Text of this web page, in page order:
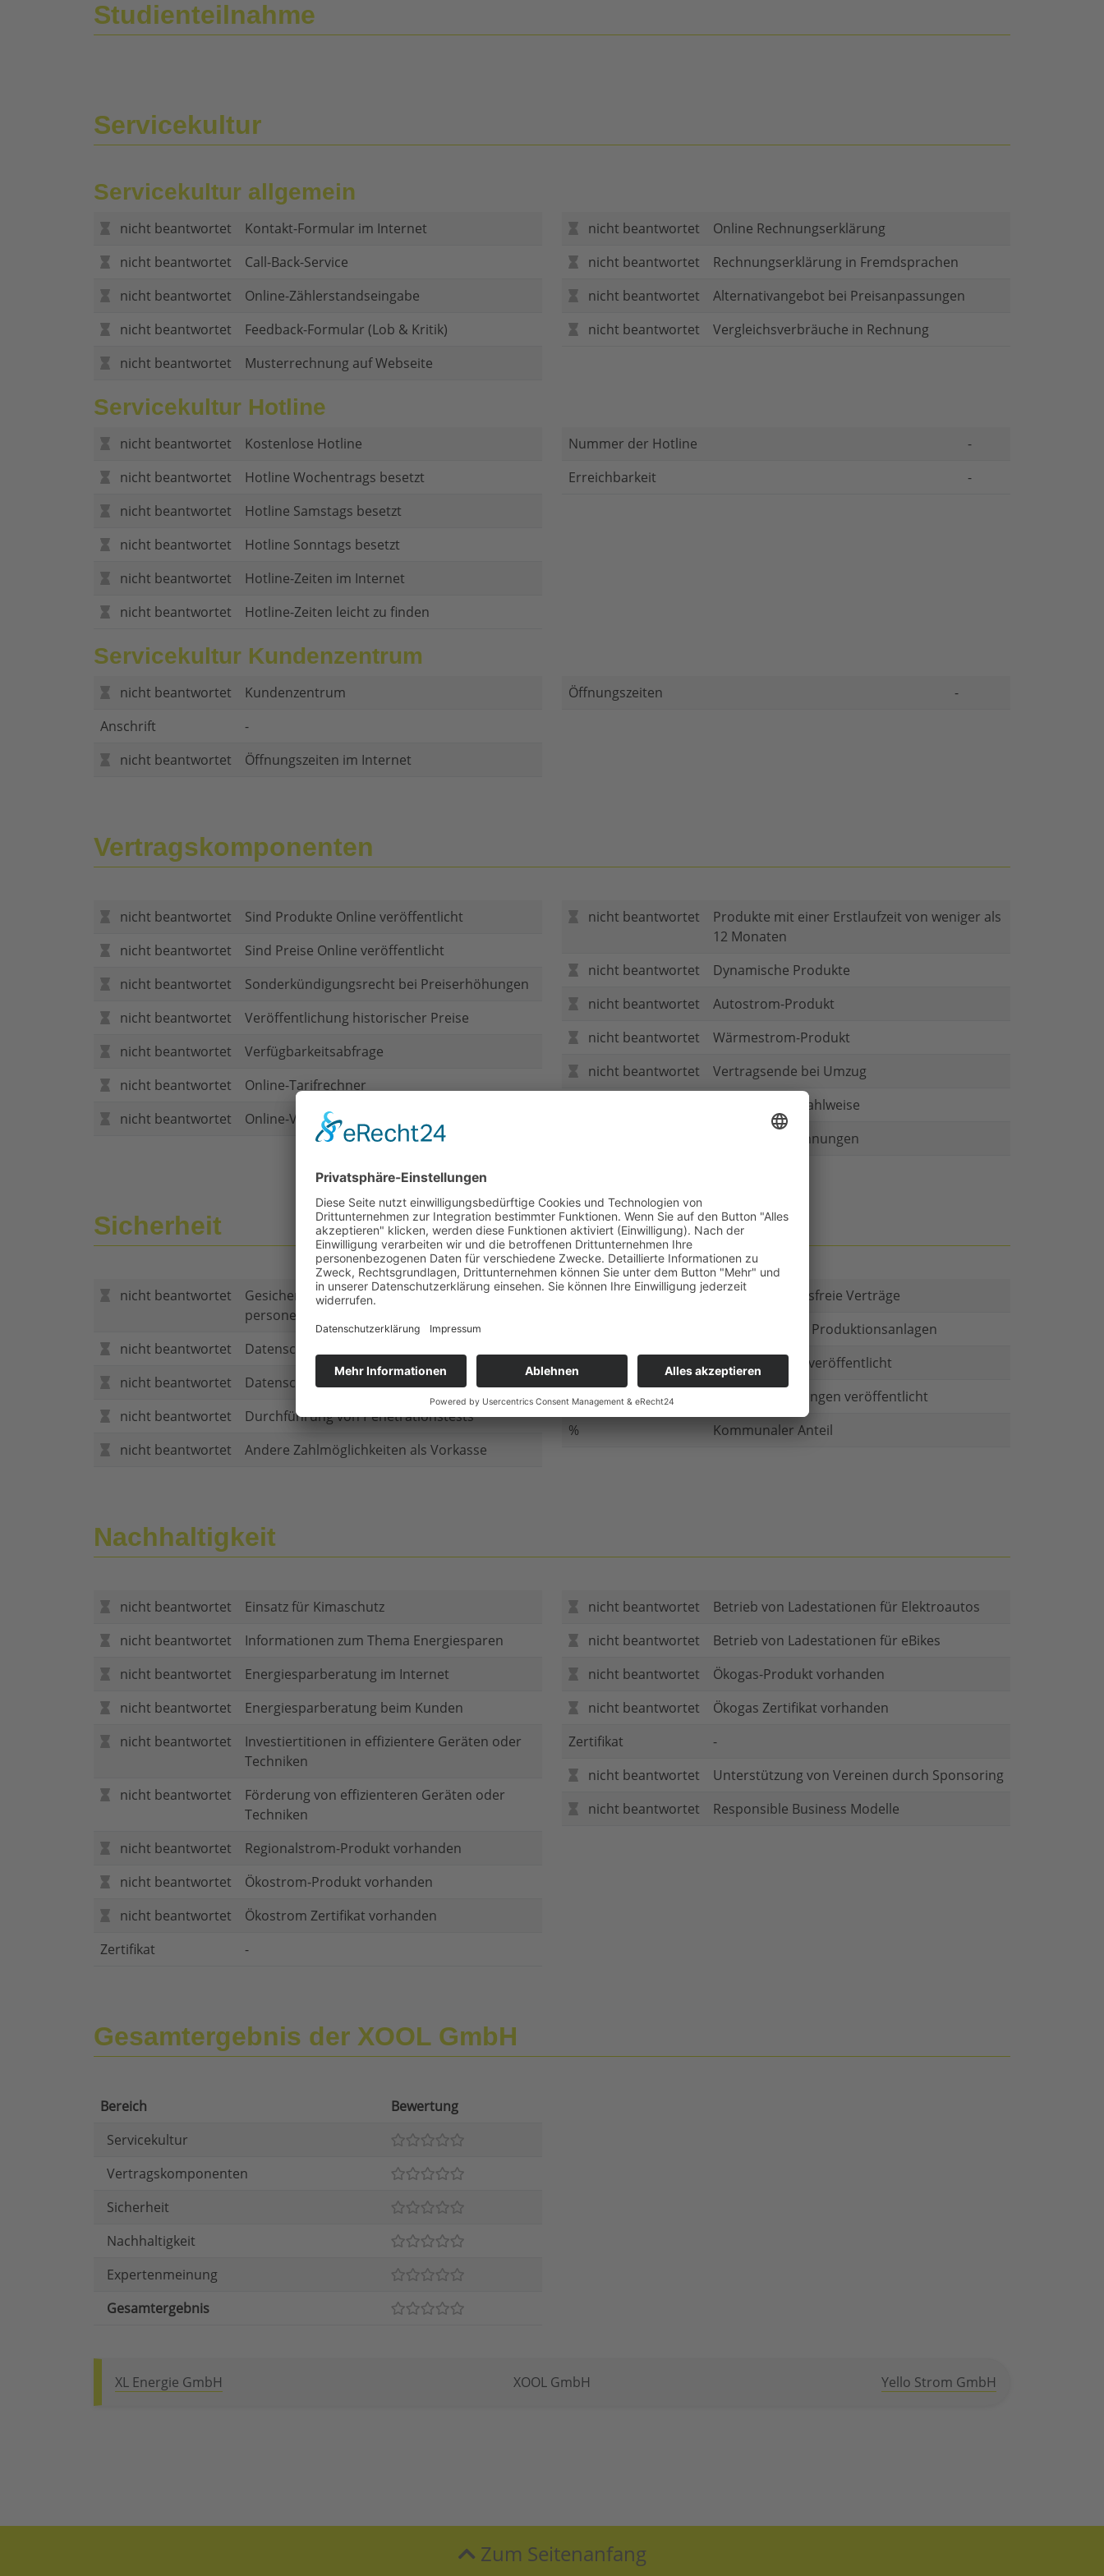
Studienteilnahme
Servicekultur
Servicekultur allgemein
nicht beantwortet
Kontakt-Formular im Internet
nicht beantwortet
Call-Back-Service
nicht beantwortet
Online-Zählerstandseingabe
nicht beantwortet
Feedback-Formular (Lob & Kritik)
nicht beantwortet
Musterrechnung auf Webseite
nicht beantwortet
Online Rechnungserklärung
nicht beantwortet
Rechnungserklärung in Fremdsprachen
nicht beantwortet
Alternativangebot bei Preisanpassungen
nicht beantwortet
Vergleichsverbräuche in Rechnung
Servicekultur Hotline
nicht beantwortet
Kostenlose Hotline
nicht beantwortet
Hotline Wochentrags besetzt
nicht beantwortet
Hotline Samstags besetzt
nicht beantwortet
Hotline Sonntags besetzt
nicht beantwortet
Hotline-Zeiten im Internet
nicht beantwortet
Hotline-Zeiten leicht zu finden
Nummer der Hotline
-
Erreichbarkeit
-
Servicekultur Kundenzentrum
nicht beantwortet
Kundenzentrum
Anschrift
-
nicht beantwortet
Öffnungszeiten im Internet
Öffnungszeiten -
Vertragskomponenten
nicht beantwortet
Sind Produkte Online veröffentlicht
nicht beantwortet
Sind Preise Online veröffentlicht
nicht beantwortet
Sonderkündigungsrecht bei Preiserhöhungen
nicht beantwortet
Veröffentlichung historischer Preise
nicht beantwortet
Verfügbarkeitsabfrage
nicht beantwortet
Online-Tarifrechner
nicht beantwortet
Online-Vertragsabschluss
nicht beantwortet
Produkte mit einer Erstlaufzeit von weniger als
12 Monaten
nicht beantwortet
Dynamische Produkte
nicht beantwortet
Autostrom-Produkt
nicht beantwortet
Wärmestrom-Produkt
nicht beantwortet
Vertragsende bei Umzug
Mehr als eine Zahlweise
Gedruckte Rechnungen
Sicherheit
nicht beantwortet
Gesicherte Verbindung bei
personenbezogenen Daten
nicht beantwortet
Datenschutzerklärung
nicht beantwortet
Datenschutzerklärung im Internet
nicht beantwortet
Durchführung von Penetrationstests
nicht beantwortet
Andere Zahlmöglichkeiten als Vorkasse
nicht beantwortet
Gibt es Kautionsfreie Verträge
Investitionen in Produktionsanlagen
nicht beantwortet
Geschäftsform veröffentlicht
nicht beantwortet
Firmenbeteiligungen veröffentlicht
%
Kommunaler Anteil
Nachhaltigkeit
nicht beantwortet
Einsatz für Kimaschutz
nicht beantwortet
Informationen zum Thema Energiesparen
nicht beantwortet
Energiesparberatung im Internet
nicht beantwortet
Energiesparberatung beim Kunden
nicht beantwortet
Investiertitionen in effizientere Geräten oder
Techniken
nicht beantwortet
Förderung von effizienteren Geräten oder
Techniken
nicht beantwortet
Regionalstrom-Produkt vorhanden
nicht beantwortet
Ökostrom-Produkt vorhanden
nicht beantwortet
Ökostrom Zertifikat vorhanden
Zertifikat
-
nicht beantwortet
Betrieb von Ladestationen für Elektroautos
nicht beantwortet
Betrieb von Ladestationen für eBikes
nicht beantwortet
Ökogas-Produkt vorhanden
nicht beantwortet
Ökogas Zertifikat vorhanden
Zertifikat
-
nicht beantwortet
Unterstützung von Vereinen durch Sponsoring
nicht beantwortet
Responsible Business Modelle
Gesamtergebnis der XOOL GmbH
Bereich
Bewertung
Servicekultur
Vertragskomponenten
Sicherheit
Nachhaltigkeit
Expertenmeinung
Gesamtergebnis
XL Energie GmbH XOOL GmbH Yello Strom GmbH
Zum Seitenanfang